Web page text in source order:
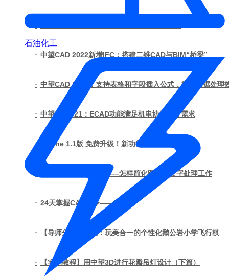
石油化工
· 中望CAD 2022新增IFC：搭建二维CAD与BIM“桥梁”
· 中望CAD 2021：支持表格和字段插入公式，提高数据处理
· 中望3D 2021：ECAD功能满足机电协同设计需求
· 3DOne 1.1版 免费升级！新功能全面科普
实用技巧：中望机械——怎样简化图纸的文字处理工作
· 24天掌握CAD命令——D
· 【导师分享】余筱：玩美合一的个性化鹅公岩小学飞行棋
· 【实例教程】用中望3D进行花瓣吊灯设计（下篇）